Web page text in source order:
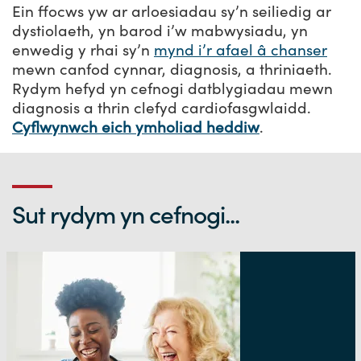
Ein ffocws yw ar arloesiadau sy’n seiliedig ar
dystiolaeth, yn barod i’w mabwysiadu, yn
enwedig y rhai sy’n mynd i’r afael â chanser
mewn canfod cynnar, diagnosis, a thriniaeth.
Rydym hefyd yn cefnogi datblygiadau mewn
diagnosis a thrin clefyd cardiofasgwlaidd.
Cyflwynwch eich ymholiad heddiw.
Sut rydym yn cefnogi...